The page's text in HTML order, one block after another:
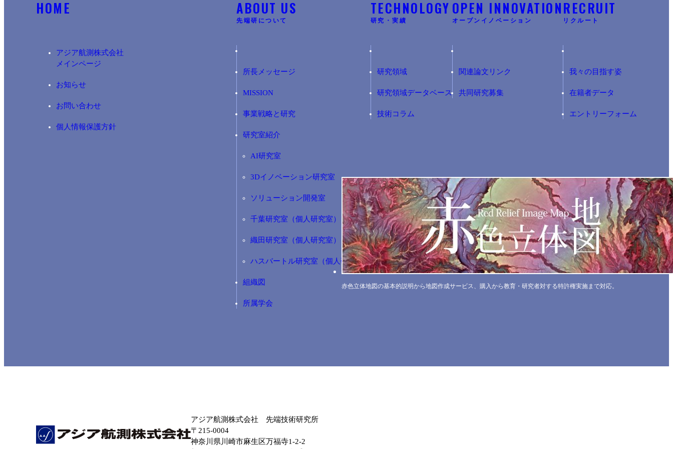
HOME
アジア航測株式会社​
メインページ
お知らせ
お問い合わせ
個人情報保護方針
ABOUT US
先端研について
所長メッセージ
MISSION
事業戦略と研究
研究室紹介
AI研究室
3Dイノベーション研究室
ソリューション開発室
千葉研究室（個人研究室）
織田研究室（個人研究室）
ハスバートル研究室（個人研究室）
組織図
所属学会
TECHNOLOGY
研究・実績
研究領域
研究領域データベース
技術コラム
OPEN INNOVATION
オープンイノベーション
関連論文リンク
共同研究募集
RECRUIT
リクルート
我々の目指す姿
在籍者データ
エントリーフォーム
赤色立体地図の基本的説明から地図作成サービス、購入から教育・研究者対する特許権実施まで対応。
アジア航測株式会社 先端技術研究所
〒215-0004
神奈川県川崎市麻生区万福寺1-2-2